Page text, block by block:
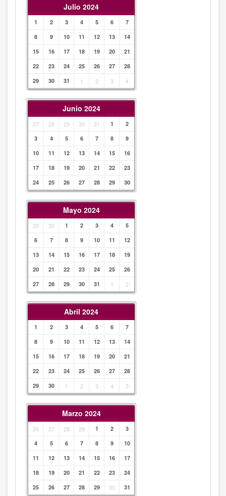
Julio 2024
1 2 3 4 5 6
7
8
9 10 11 12 13
14
15
16 17 18 19 20
21
22
23 24 25 26 27
28
29
30 31 1 2 3 4
Junio 2024
27 28 29 30 31 1
2
3
4 5 6 7 8
9
10
11 12 13 14 15
16
17
18 19 20 21 22
23
24
25 26 27 28 29 30
Mayo 2024
29 30 1 2 3 4
5
6
7 8 9 10 11
12
13
14 15 16 17 18
19
20
21 22 23 24 25
26
27
28 29 30 31 1 2
Abril 2024
1 2 3 4 5 6
7
8
9 10 11 12 13
14
15
16 17 18 19 20
21
22
23 24 25 26 27
28
29
30 1 2 3 4 5
Marzo 2024
26 27 28 29 1 2
3
4
5 6 7 8 9
10
11
12 13 14 15 16
17
18
19 20 21 22 23
24
25
26 27 28 29 30 31